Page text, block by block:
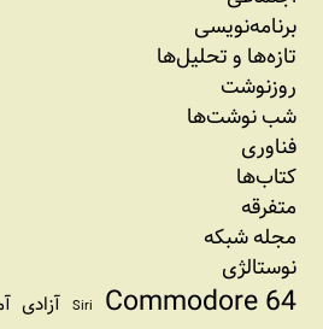
برنامه‏‌نویسی
تازه‌‌ها و تحلیل‌ها
روزنوشت
شب نوشت‌ها
فناوری
کتاب‌ها
متفرقه
مجله شبکه
نوستالژی
Commodore 64
Siri آزادی